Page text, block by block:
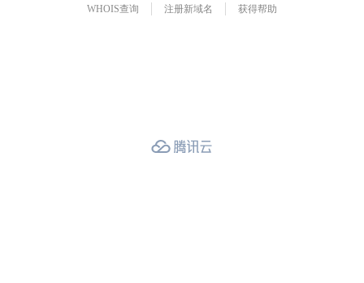
WHOIS查询 注册新域名 获得帮助